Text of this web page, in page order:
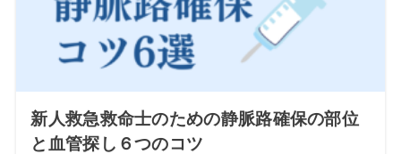
新人救急救命士のための静脈路確保の部位
と血管探し６つのコツ